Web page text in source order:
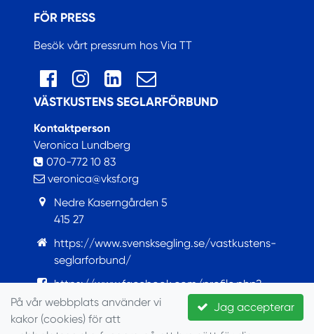
FÖR PRESS
Besök vårt pressrum hos Via TT
VÄSTKUSTENS SEGLARFÖRBUND
Kontaktperson
Veronica Lundberg
070-772 10 83
veronica@vksf.org
Nedre Kaserngården 5
415 27
https://www.svensksegling.se/vastkustens-
seglarforbund/
https://www.facebook.com/profile.php?
id=100063759421922
© Seglarförbundet, 2022
Jag accepterar
På vår webbplats använder vi
kakor (cookies) för att